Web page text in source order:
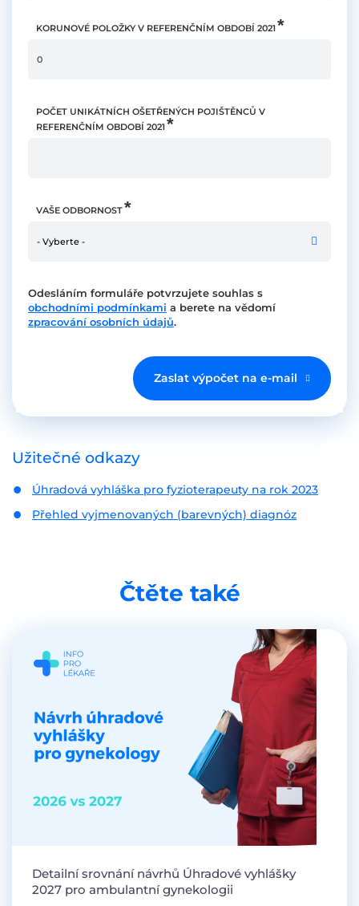
KORUNOVÉ POLOŽKY V REFERENČNÍM OBDOBÍ 2021
POČET UNIKÁTNÍCH OŠETŘENÝCH POJIŠTĚNCŮ V
REFERENČNÍM OBDOBÍ 2021
VAŠE ODBORNOST
- Vyberte -
Odesláním formuláře potvrzujete souhlas s
obchodními podmínkami a berete na vědomí
zpracování osobních údajů.
Zaslat výpočet na e-mail
Užitečné odkazy
Úhradová vyhláška pro fyzioterapeuty na rok 2023
Přehled vyjmenovaných (barevných) diagnóz
Čtěte také
Detailní srovnání návrhů Úhradové vyhlášky
2027 pro ambulantní gynekologii